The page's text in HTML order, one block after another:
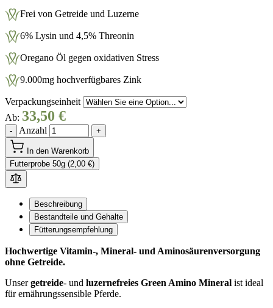
Frei von Getreide und Luzerne
6% Lysin und 4,5% Threonin
Oregano Öl gegen oxidativen Stress
9.000mg hochverfügbares Zink
Verpackungseinheit
Ab: 33,50 €
- Anzahl +
In den Warenkorb
Futterprobe 50g (2,00 €)
Beschreibung
Bestandteile und Gehalte
Fütterungsempfehlung
Hochwertige Vitamin-, Mineral- und Aminosäurenversorgung
ohne Getreide.
Unsergetreide- und luzernefreies Green Amino Mineral ist ideal
für ernährungssensible Pferde.